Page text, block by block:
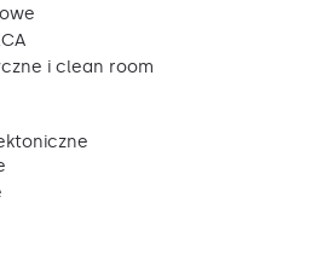
i clean room